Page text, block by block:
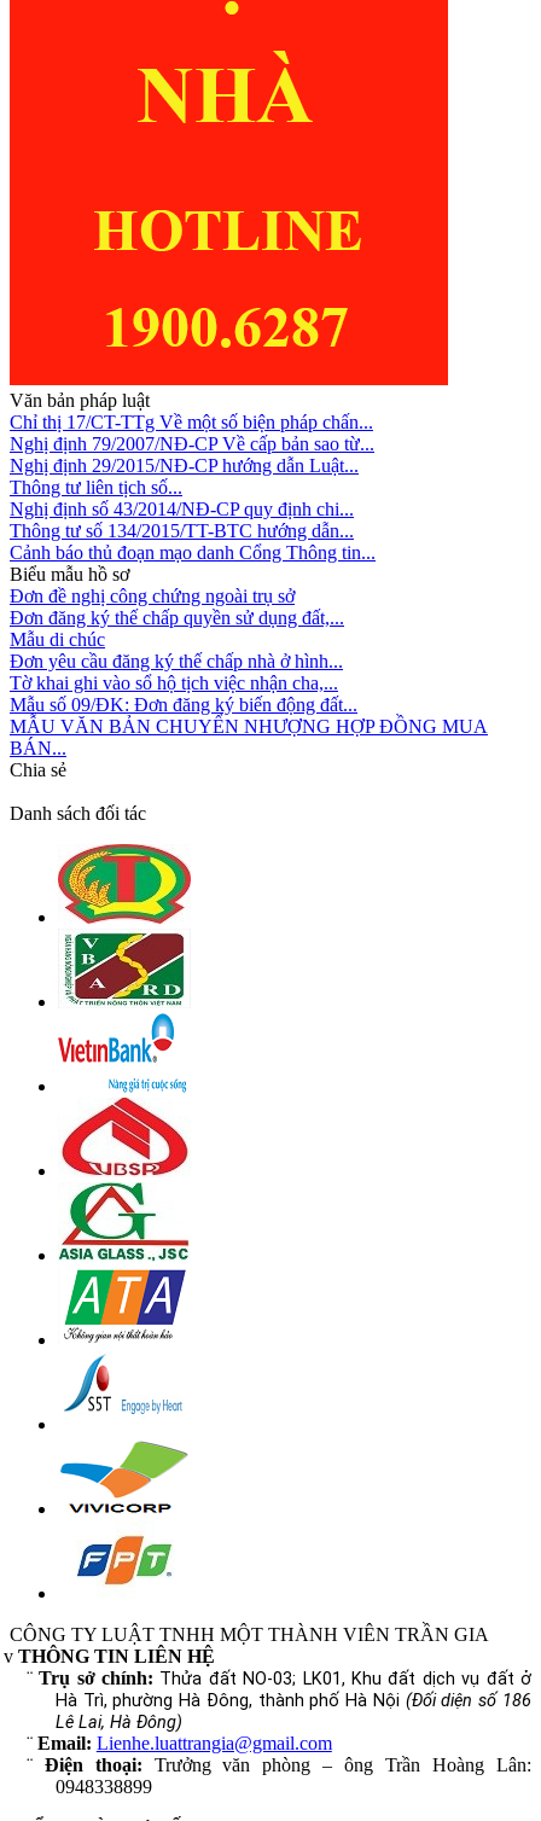
Văn bản pháp luật
Chỉ thị 17/CT-TTg Về một số biện pháp chấn...
Nghị định 79/2007/NĐ-CP Về cấp bản sao từ...
Nghị định 29/2015/NĐ-CP hướng dẫn Luật...
Thông tư liên tịch số...
Nghị định số 43/2014/NĐ-CP quy định chi...
Thông tư số 134/2015/TT-BTC hướng dẫn...
Cảnh báo thủ đoạn mạo danh Cổng Thông tin...
Biểu mẫu hồ sơ
Đơn đề nghị công chứng ngoài trụ sở
Đơn đăng ký thế chấp quyền sử dụng đất,...
Mẫu di chúc
Đơn yêu cầu đăng ký thế chấp nhà ở hình...
Tờ khai ghi vào sổ hộ tịch việc nhận cha,...
Mẫu số 09/ĐK: Đơn đăng ký biến động đất...
MẪU VĂN BẢN CHUYỂN NHƯỢNG HỢP ĐỒNG MUA
BÁN...
Chia sẻ
Danh sách đối tác
CÔNG TY LUẬT TNHH MỘT THÀNH VIÊN TRẦN GIA
v THÔNG TIN LIÊN HỆ
¨Trụ sở chính: Thửa đất NO-03; LK01, Khu đất dịch vụ đất ở
Hà Trì, phường Hà Đông, thành phố Hà Nội (Đối diện số 186
Lê Lai, Hà Đông)
¨ Email: Lienhe.luattrangia@gmail.com
¨ Điện thoại: Trưởng văn phòng – ông Trần Hoàng Lân:
0948338899